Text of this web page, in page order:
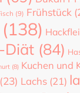
(9) Frühstück
(138)
Diät (84)
(8) Kuchen und
(23) Lachs (21)